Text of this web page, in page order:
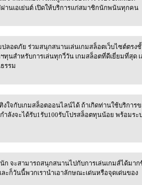
านเอเย่นต์ เปิดให้บริการแก่สมาชิกนักพนันทุกคน
อดภัย ร่วมสนุกสนานเล่นเกมสล็อตเว็บไซต์ตรง
ทุนสำหรับการเล่นทุกวี่วัน เกมสล็อตที่ดีเยี่ยมที่สุด
รรม
ใจกับเกมสล็อตออนไลน์ได้ ถ้าเกิดท่านใช้บริการ
ลังจะได้รับ1รับ100รับโปรสล็อตทุนน้อย พร้อมระ
ก จะสามารถสนุกสนานไปกับการเล่นเกมส์ได้มา
ละก็วันนี้พวกเรานำเอาลักษณะเด่นหรือจุดเด่นของ